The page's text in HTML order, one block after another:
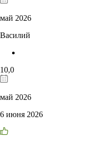
май 2026
Василий
10,0
май 2026
6 июня 2026